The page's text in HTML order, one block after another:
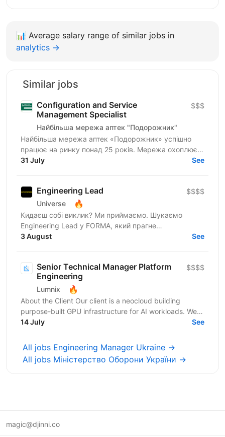
📊 Average salary range of similar jobs in
analytics →
Similar jobs
Configuration and Service
Management Specialist
Найбільша мережа аптек "Подорожник"
$$$
Найбільша мережа аптек «Подорожник» успішно
працює на ринку понад 25 років. Мережа охоплює
2300+ аптек і понад 12 000 працівників у всіх
31 July See
Engineering Lead
Universe 🔥
$$$$
Кидаєш собі виклик? Ми приймаємо. Шукаємо
Engineering Lead у FORMA, який прагне
максимального впливу та хоче приймати ключові
3 August See
Senior Technical Manager Platform
Engineering
Lumnix 🔥
$$$$
About the Client Our client is a neocloud building
purpose-built GPU infrastructure for AI workloads. We
operate large-scale clusters powering training and...
14 July See
All jobs Engineering Manager Ukraine →
All jobs Міністерство Оборони України →
magic@djinni.co